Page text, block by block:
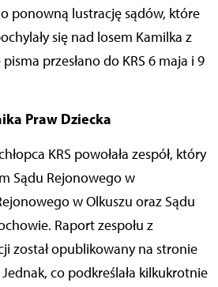
ponowną lustrację sądów, które
się nad losem Kamilka z
przesłano do KRS 6 maja i 9
Praw Dziecka
KRS powołała zespół, który
Sądu Rejonowego w
w Olkuszu oraz Sądu
Raport zespołu z
został opublikowany na stronie
Jednak, co podkreślała kilkukrotnie